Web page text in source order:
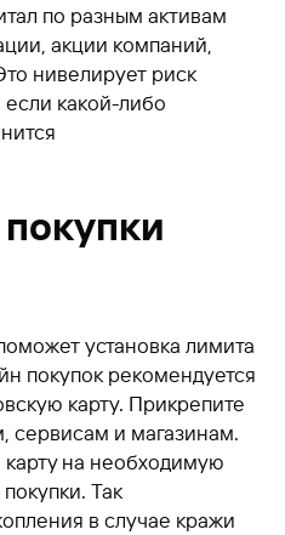
по разным активам
акции компаний,
нивелирует риск
если какой-либо
установка лимита
покупок рекомендуется
карту. Прикрепите
сервисам и магазинам.
на необходимую
Так
в случае кражи